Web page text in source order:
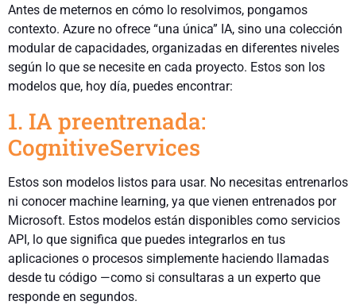
Antes de meternos en cómo lo resolvimos, pongamos
contexto. Azure no ofrece “una única” IA, sino una colección
modular de capacidades, organizadas en diferentes niveles
según lo que se necesite en cada proyecto. Estos son los
modelos que, hoy día, puedes encontrar:
1. IA preentrenada:
CognitiveServices
Estos son modelos listos para usar. No necesitas entrenarlos
ni conocer machine learning, ya que vienen entrenados por
Microsoft. Estos modelos están disponibles como servicios
API, lo que significa que puedes integrarlos en tus
aplicaciones o procesos simplemente haciendo llamadas
desde tu código —como si consultaras a un experto que
responde en segundos.